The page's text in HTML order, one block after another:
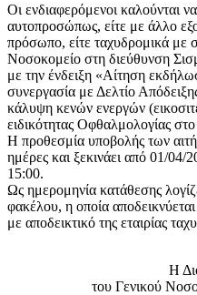
Οι ενδιαφερόμενοι καλούνται
αυτοπροσώπως, είτε με άλλο
πρόσωπο, είτε ταχυδρομικά με
Νοσοκομείο στη διεύθυνση
με την ένδειξη «Αίτηση
συνεργασία με Δελτίο
κάλυψη κενών ενεργών
ειδικότητας Οφθαλμολογίας
Η προθεσμία υποβολής των
ημέρες και ξεκινάει από 01/
15:00.
Ως ημερομηνία κατάθεσης
φακέλου, η οποία
με αποδεικτικό της εταιρίας
Η
του Γενικού